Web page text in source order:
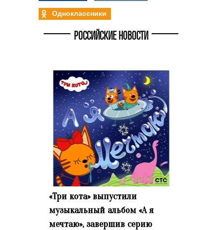
Одноклассники
РОССИЙСКИЕ НОВОСТИ
«Три кота» выпустили
музыкальный альбом «А я
мечтаю», завершив серию